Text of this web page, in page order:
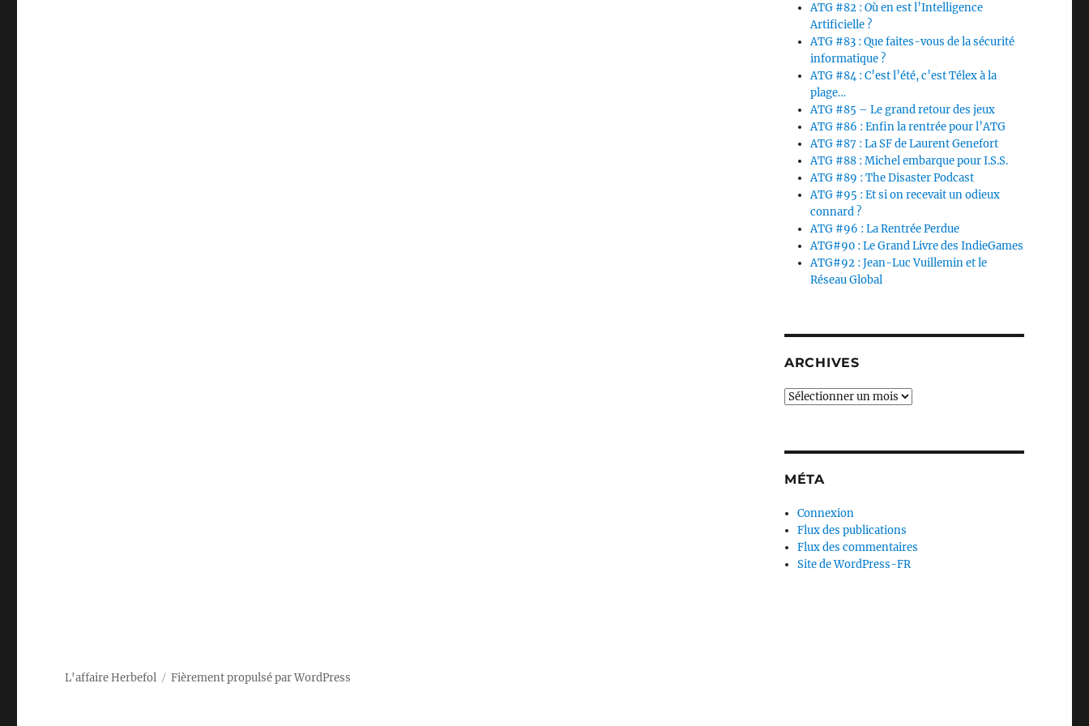
ATG #82 : Où en est l’Intelligence
Artificielle ?
ATG #83 : Que faites-vous de la sécurité
informatique ?
ATG #84 : C’est l’été, c’est Télex à la
plage…
ATG #85 – Le grand retour des jeux
ATG #86 : Enfin la rentrée pour l’ATG
ATG #87 : La SF de Laurent Genefort
ATG #88 : Michel embarque pour I.S.S.
ATG #89 : The Disaster Podcast
ATG #95 : Et si on recevait un odieux
connard ?
ATG #96 : La Rentrée Perdue
ATG#90 : Le Grand Livre des IndieGames
ATG#92 : Jean-Luc Vuillemin et le
Réseau Global
ARCHIVES
Archives
MÉTA
Connexion
Flux des publications
Flux des commentaires
Site de WordPress-FR
L'affaire Herbefol Fièrement propulsé par WordPress